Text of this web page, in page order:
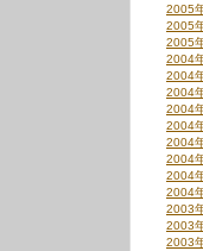
2005
2005
2005
2004
2004
2004
2004
2004
2004
2004
2004
2004
2003
2003
2003